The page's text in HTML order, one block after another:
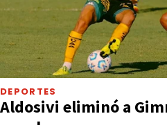
DEPORTES
Aldosivi eliminó a